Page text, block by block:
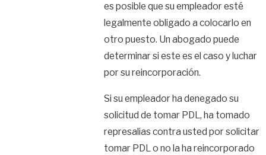
es posible que su empleador esté
legalmente obligado a colocarlo en
otro puesto. Un abogado puede
determinar si este es el caso y luchar
por su reincorporación.
Si su empleador ha denegado su
solicitud de tomar PDL, ha tomado
represalias contra usted por solicitar
tomar PDL o no la ha reincorporado